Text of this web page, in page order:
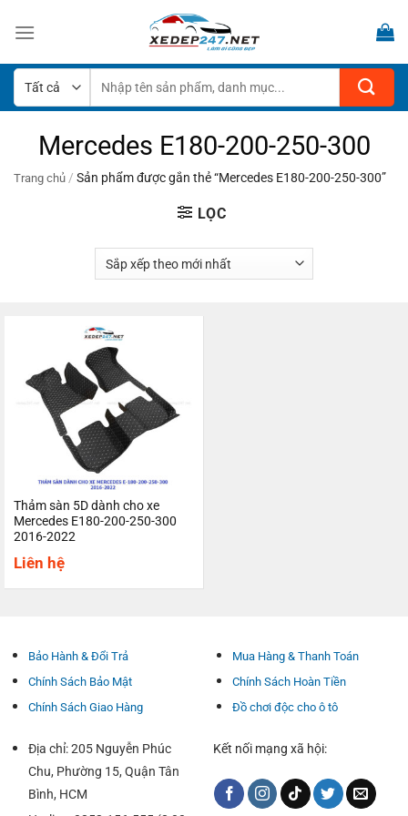
qua
dung
kiếm:
Mercedes E180-200-250-300
Trang chủ / Sản phẩm được gắn thẻ “Mercedes E180-200-250-300”
LỌC
Thảm sàn 5D dành cho xe
Mercedes E180-200-250-300
2016-2022
Liên hệ
Bảo Hành & Đổi Trả
Chính Sách Bảo Mật
Chính Sách Giao Hàng
Mua Hàng & Thanh Toán
Chính Sách Hoàn Tiền
Đồ chơi độc cho ô tô
Địa chỉ: 205 Nguyễn Phúc
Chu, Phường 15, Quận Tân
Bình, HCM
Kết nối mạng xã hội: